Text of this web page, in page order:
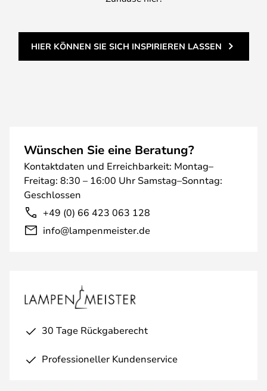
HIER KÖNNEN SIE SICH INSPIRIEREN LASSEN
Wünschen Sie eine Beratung?
Kontaktdaten und Erreichbarkeit: Montag–
Freitag: 8:30 – 16:00 Uhr Samstag–Sonntag:
Geschlossen
+49 (0) 66 423 063 128
info@lampenmeister.de
30 Tage Rückgaberecht
Professioneller Kundenservice